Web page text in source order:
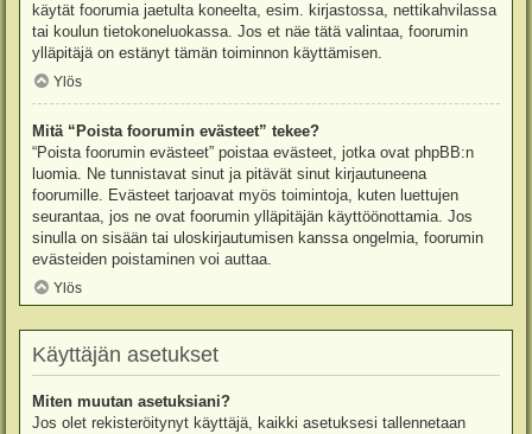
käytät foorumia jaetulta koneelta, esim. kirjastossa, nettikahvilassa
tai koulun tietokoneluokassa. Jos et näe tätä valintaa, foorumin
ylläpitäjä on estänyt tämän toiminnon käyttämisen.
Ylös
Mitä “Poista foorumin evästeet” tekee?
“Poista foorumin evästeet” poistaa evästeet, jotka ovat phpBB:n
luomia. Ne tunnistavat sinut ja pitävät sinut kirjautuneena
foorumille. Evästeet tarjoavat myös toimintoja, kuten luettujen
seurantaa, jos ne ovat foorumin ylläpitäjän käyttöönottamia. Jos
sinulla on sisään tai uloskirjautumisen kanssa ongelmia, foorumin
evästeiden poistaminen voi auttaa.
Ylös
Käyttäjän asetukset
Miten muutan asetuksiani?
Jos olet rekisteröitynyt käyttäjä, kaikki asetuksesi tallennetaan